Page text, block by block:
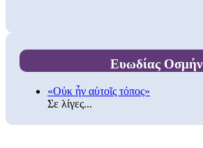
Ευωδίας Οσμήν
«Οὐκ ἦν αὐτοῖς τόπος»
Σε λίγες...